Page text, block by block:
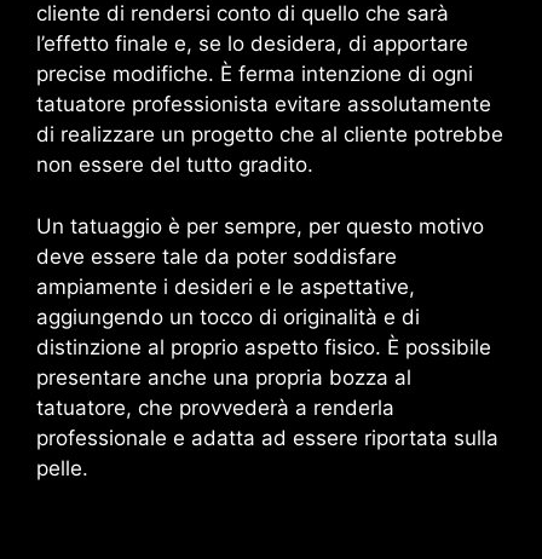
cliente di rendersi conto di quello che sarà
l’effetto finale e, se lo desidera, di apportare
precise modifiche. È ferma intenzione di ogni
tatuatore professionista evitare assolutamente
di realizzare un progetto che al cliente potrebbe
non essere del tutto gradito.
Un tatuaggio è per sempre, per questo motivo
deve essere tale da poter soddisfare
ampiamente i desideri e le aspettative,
aggiungendo un tocco di originalità e di
distinzione al proprio aspetto fisico. È possibile
presentare anche una propria bozza al
tatuatore, che provvederà a renderla
professionale e adatta ad essere riportata sulla
pelle.